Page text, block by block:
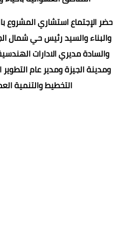
حضر الإجتماع استشاري المشروع
والبناء والسيد رئيس حي شمال
والسادة مديري الادارات
ومدينة الجيزة ومدير عام
التخطيط والتنمية